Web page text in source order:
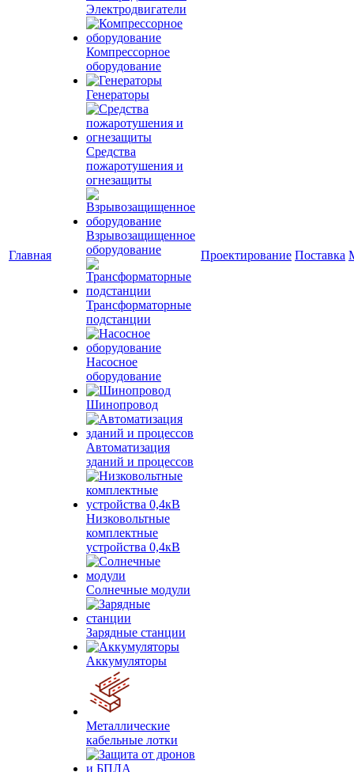
Главная
Электродвигатели
Компрессорное
оборудование
Генераторы
Средства
пожаротушения и
огнезащиты
Взрывозащищенное
оборудование
Трансформаторные
подстанции
Насосное
оборудование
Шинопровод
Автоматизация
зданий и процессов
Низковольтные
комплектные
устройства 0,4кВ
Солнечные модули
Зарядные станции
Аккумуляторы
Металлические
кабельные лотки
Проектирование Поставка